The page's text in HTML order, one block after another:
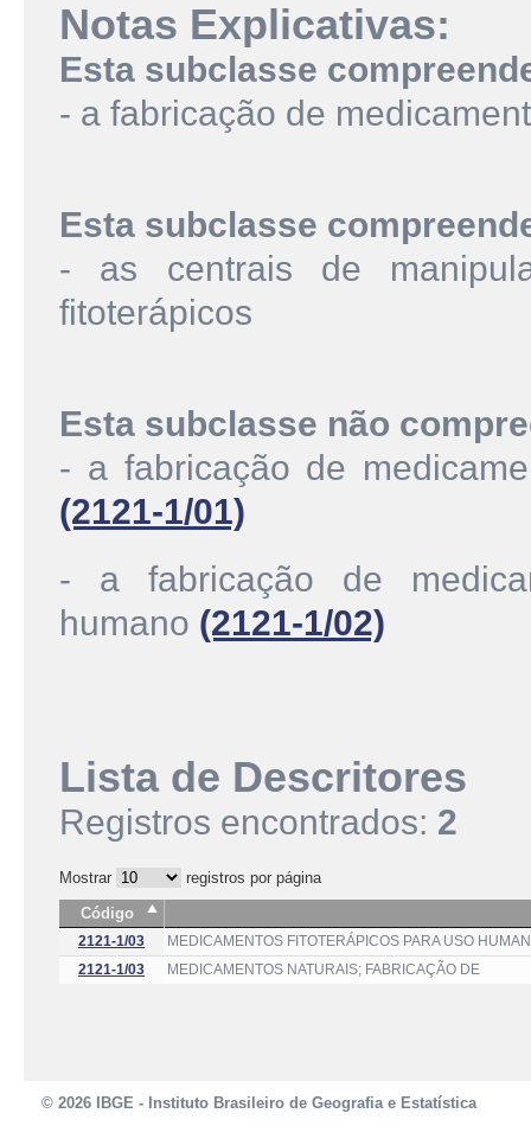
Notas Explicativas:
Esta subclasse
- a fabricação de
Esta subclasse
- as centrais de
fitoterápicos
Esta subclasse não
- a fabricação de
(2121-1/01)
- a fabricação de
humano (2121-1/02)
Lista de Descritores
Registros encontrados: 2
Mostrar
registros por página
Código
2121-1/03
MEDICAMENTOS FITOTERÁPICOS PARA USO
2121-1/03
MEDICAMENTOS NATURAIS; FABRICAÇÃO DE
© 2026 IBGE - Instituto Brasileiro de Geografia e Estatística